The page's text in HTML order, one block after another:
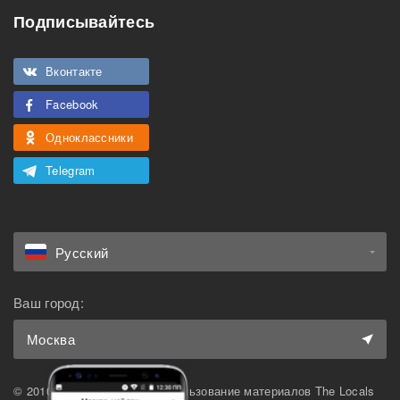
Можно курить
Можно с животными
Подписывайтесь
Вконтакте
Facebook
Одноклассники
Telegram
Русский
Ваш город:
Москва
© 2010-2026 The Locals. Использование материалов The Locals